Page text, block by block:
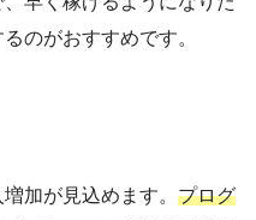
のがおすすめです。
加が見込めます。 プログ